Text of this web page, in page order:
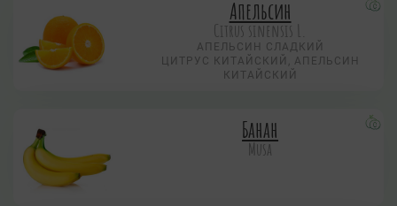
Апельсин
Citrus sinensis L.
АПЕЛЬСИН СЛАДКИЙ
ЦИТРУС КИТАЙСКИЙ, АПЕЛЬСИН
КИТАЙСКИЙ
Банан
Musa